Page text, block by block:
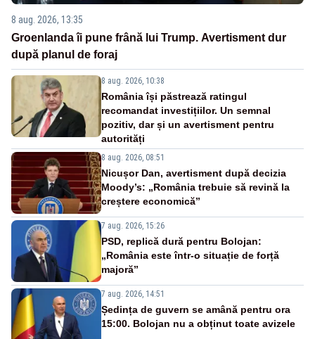
8 aug. 2026, 13:35
Groenlanda îi pune frână lui Trump. Avertisment dur
după planul de foraj
8 aug. 2026, 10:38
România își păstrează ratingul
recomandat investițiilor. Un semnal
pozitiv, dar și un avertisment pentru
autorități
8 aug. 2026, 08:51
Nicușor Dan, avertisment după decizia
Moody’s: „România trebuie să revină la
creștere economică”
7 aug. 2026, 15:26
PSD, replică dură pentru Bolojan:
„România este într-o situație de forță
majoră”
7 aug. 2026, 14:51
Ședința de guvern se amână pentru ora
15:00. Bolojan nu a obținut toate avizele